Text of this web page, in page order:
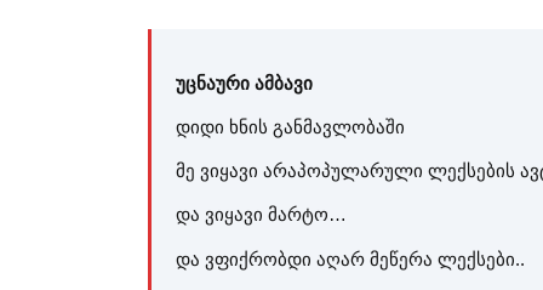
უცნაური ამბავი
დიდი ხნის განმავლობაში
მე ვიყავი არაპოპულარული ლექსების
და ვიყავი მარტო…
და ვფიქრობდი აღარ მეწერა ლექსები..